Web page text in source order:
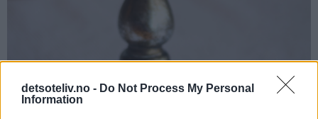
detsoteliv.no - Do Not Process My Personal
Information